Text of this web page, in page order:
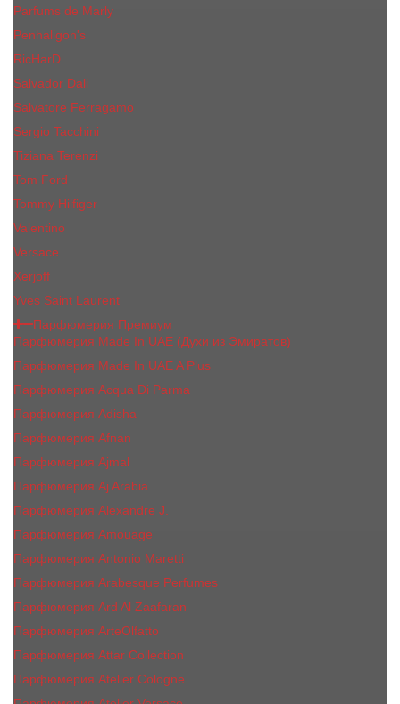
Parfums de Marly
Penhaligon​'s
RicHarD
Salvador Dali
Salvatore Ferragamo
Sergio Tacchini
Tiziana Terenzi
Tom Ford
Tommy Hilfiger
Valentino
Versace
Xerjoff
Yves Saint Laurent
Парфюмерия Премиум
Парфюмерия Made In UAE (Духи из Эмиратов)
Парфюмерия Made In UAE A Plus
Парфюмерия Acqua Di Parma
Парфюмерия Adisha
Парфюмерия Afnan
Парфюмерия Ajmal
Парфюмерия Aj Arabia
Парфюмерия Alexandre J.
Парфюмерия Amouage
Парфюмерия Antonio Maretti
Парфюмерия Arabesque Perfumes
Парфюмерия Ard Al Zaafaran
Парфюмерия ArteOlfatto
Парфюмерия Attar Collection
Парфюмерия Atelier Cologne